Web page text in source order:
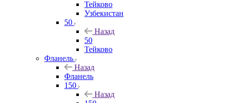
Тейково
Узбекистан
50
Назад
50
Тейково
Фланель
Назад
Фланель
150
Назад